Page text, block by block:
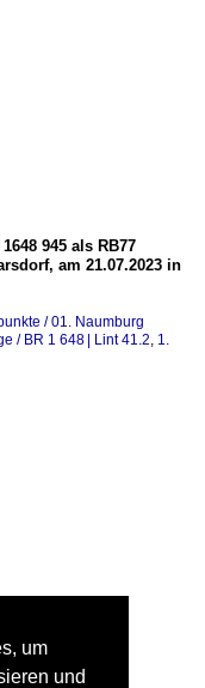
945 als RB77
am 21.07.2023 in
/ 01. Naumburg
/ BR 1 648 | Lint 41.2 1.
um
und